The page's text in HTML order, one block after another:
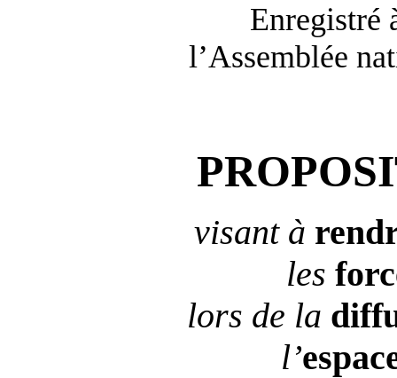
Enregistré
l’Assemblée
visant à
les
lors de la
l’